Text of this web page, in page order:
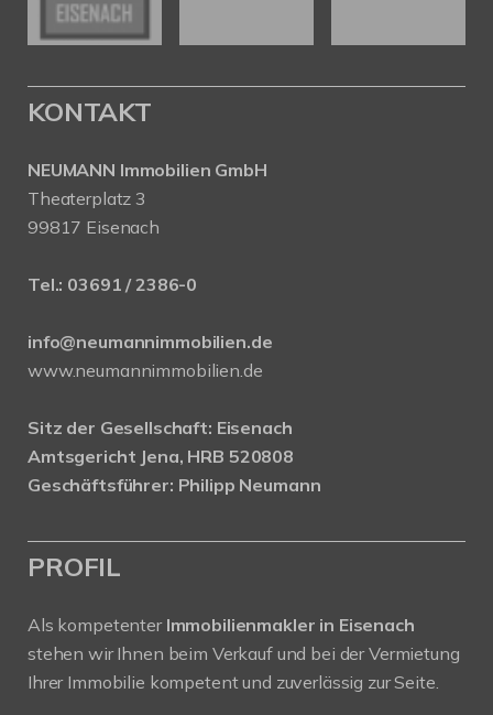
KONTAKT
NEUMANN Immobilien GmbH
Theaterplatz 3
99817 Eisenach
Tel.: 03691 / 2386-0
info@neumannimmobilien.de
www.neumannimmobilien.de
Sitz der Gesellschaft: Eisenach
Amtsgericht Jena, HRB 520808
Geschäftsführer: Philipp Neumann
PROFIL
Als kompetenter Immobilienmakler in Eisenach
stehen wir Ihnen beim Verkauf und bei der Vermietung
Ihrer Immobilie kompetent und zuverlässig zur Seite.